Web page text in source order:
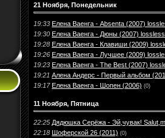
21 Ноября, Понедельник
19:33 Елена Ваенга - Absenta (2007)
19:30 Елена Ваенга - Дюны (2007) lossless
19:28 Елена Ваенга - Клавиши (2009)
19:26 Елена Ваенга - Лучшее (2009)
19:23 Елена Ваенга - The Best (2007)
19:21 Алена Андерс - Первый альбом
19:17 Елена Ваенга - Шопен (2006) (0)
11 Ноября, Пятница
22:25 Дядюшка Серёжа - Эй,чувак!
22:18 Шоферской 26 (2011) (0)